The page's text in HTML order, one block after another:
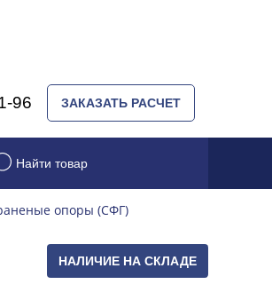
96 ЗАКАЗАТЬ РАСЧЕТ
опоры (СФГ)
НАЛИЧИЕ НА СКЛАДЕ